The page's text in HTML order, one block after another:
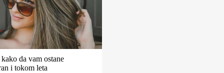
da vam ostane
i tokom leta